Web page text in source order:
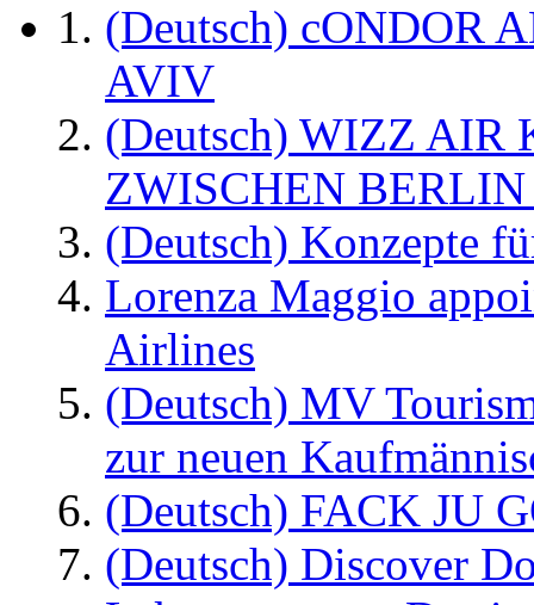
(Deutsch) cONDOR
AVIV
(Deutsch) WIZZ AIR
ZWISCHEN
(Deutsch) Konzepte
Lorenza Maggio
Airlines
(Deutsch) MV
zur neuen
(Deutsch) FACK JU
(Deutsch) Discover